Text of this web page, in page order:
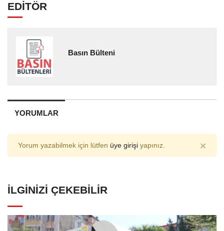
EDİTÖR
Basın Bülteni
YORUMLAR
Yorum yazabilmek için lütfen üye girişi yapınız. ×
İLGINIZI ÇEKEBILIR